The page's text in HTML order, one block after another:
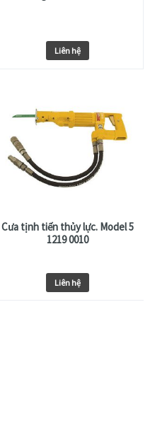
Liên hệ
Cưa tịnh tiến thủy lực. Model 5
1219 0010
Liên hệ